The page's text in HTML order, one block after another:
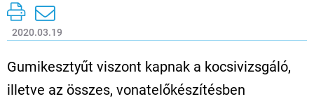
2020.03.19
Gumikesztyűt viszont kapnak a kocsivizsgáló,
illetve az összes, vonatelőkészítésben